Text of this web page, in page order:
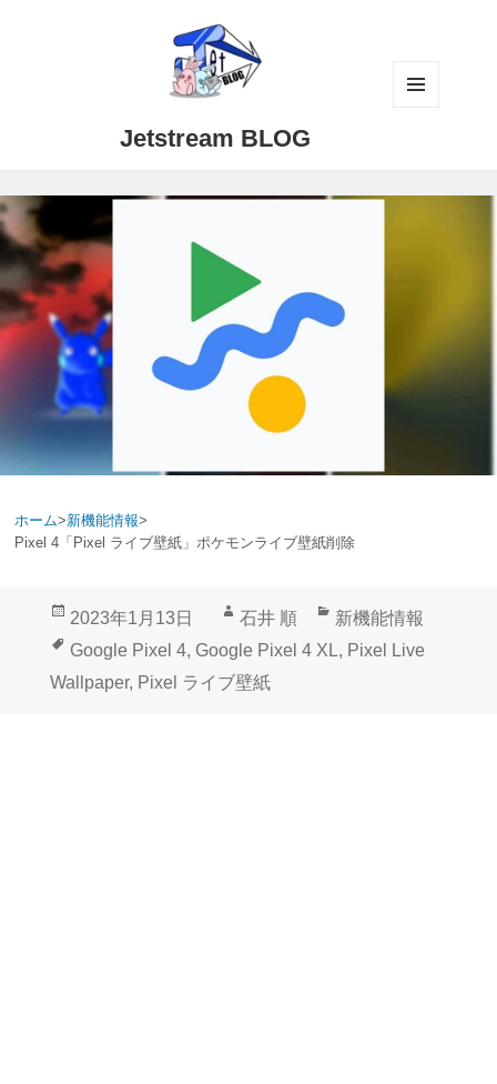
Jetstream BLOG
ホーム>新機能情報>
Pixel 4「Pixel ライブ壁紙」ポケモンライブ壁紙削除
投
稿
日:
2023年1月13日
作
成
者
石井 順
カ
テ
新機能情報
タ
グ
Google Pixel 4, Google Pixel 4 XL, Pixel Live
Wallpaper, Pixel ライブ壁紙